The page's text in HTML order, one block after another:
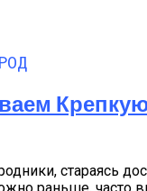
стараясь